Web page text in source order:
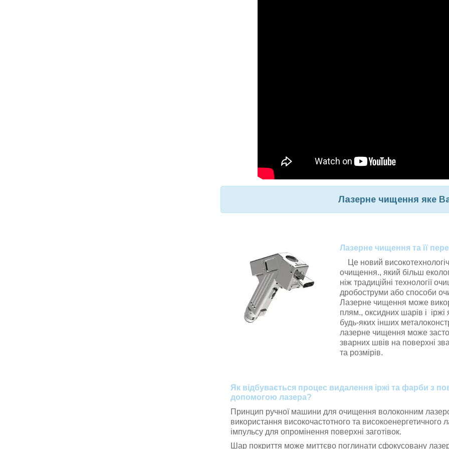
Лазерне чищення яке
Лазерне чищення та її
Це новий
очищення., який більш
ніж традиційні технології
дробоструми або способи
Лазерне чищення може
плям., оксидних шарів і
будь-яких інших
лазерне чищення може
зварних швів на поверхні
та розмірів.
Як відбувається процес видалення іржі та фарби з
допомогою лазера?
Принцип ручної машини для очищення волоконним
використання високочастотного та високоенергетичного
імпульсу для опромінення поверхні заготівок.
Шар покриття може миттєво поглинати сфокусовану